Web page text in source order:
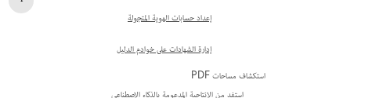
إعداد حسابات الهوية المتجولة
إدارة الشهادات على خوادم الدليل
استكشاف مساحات PDF